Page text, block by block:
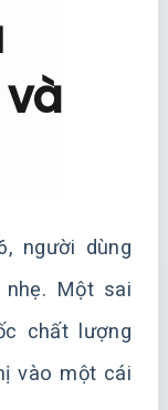
người dùng
Một sai
chất lượng
vào một cái